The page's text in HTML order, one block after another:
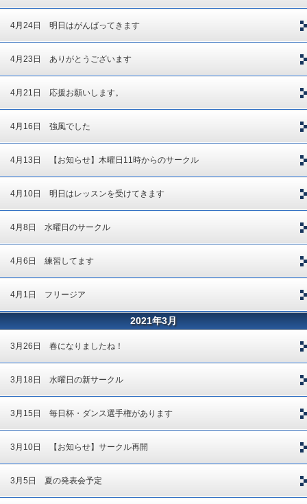
4月24日 明日はがんばってきます
4月23日 ありがとうございます
4月21日 応援お願いします。
4月16日 強風でした
4月13日 【お知らせ】木曜日11時からのサークル
4月10日 明日はレッスンを受けてきます
4月8日 水曜日のサークル
4月6日 練習してます
4月1日 フリージア
2021年3月
3月26日 春になりましたね！
3月18日 水曜日の新サークル
3月15日 毎日杯・ダンス選手権があります
3月10日 【お知らせ】サークル再開
3月5日 夏の発表会予定